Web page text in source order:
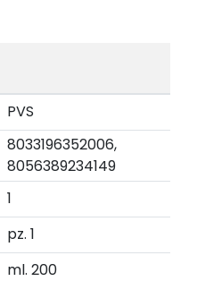
PVS
8033196352006,
8056389234149
1
pz. 1
ml. 200